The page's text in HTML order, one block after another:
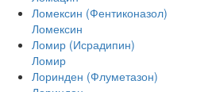
Ломексин (Фентиконазол)
Ломексин
Ломир (Исрадипин)
Ломир
Лоринден (Флуметазон)